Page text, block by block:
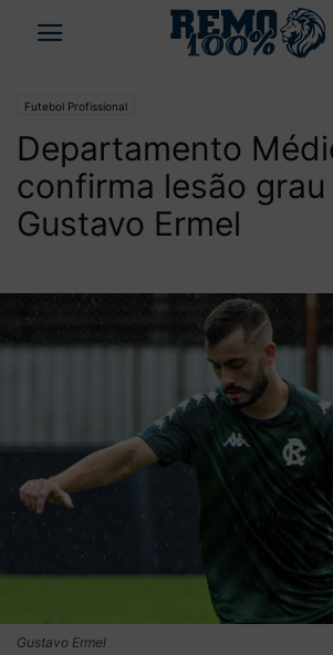
Futebol Profissional
Departamento
confirma lesão grau
Gustavo Ermel
Gustavo Ermel